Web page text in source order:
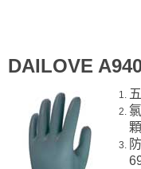
DAILOVE